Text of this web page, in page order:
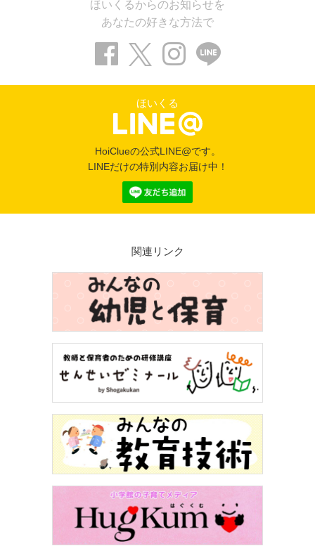
ほいくるからのお知らせを
あなたの好きな方法で
ほいくる
HoiClueの公式LINE@です。
LINEだけの特別内容お届け中！
関連リンク